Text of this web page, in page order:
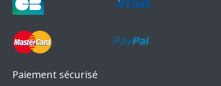
Paiement sécurisé